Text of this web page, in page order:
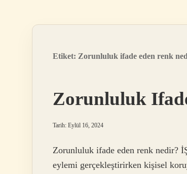
Etiket: Zorunluluk ifade eden renk
Zorunluluk
Tarih: Eylül 16, 2024
Zorunluluk ifade eden renk nedir?
eylemi gerçekleştirirken kişisel